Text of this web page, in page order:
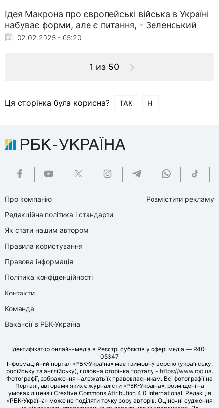
Ідея Макрона про європейські війська в Україні
набуває форми, але є питання, - Зеленський
02.02.2025 - 05:20
1 из 50
Ця сторінка була корисна? ТАК НІ
Про компанію
Редакційна політика і стандарти
Як стати нашим автором
Правила користування
Правова інформація
Політика конфіденційності
Контакти
Команда
Вакансії в РБК-Україна
Розмістити рекламу
Ідентифікатор онлайн-медіа в Реєстрі суб’єктів у сфері медіа — R40-
05347
Інформаційний портал «РБК-Україна» має тримовну версію (українську,
російську та англійську), головна сторінка порталу - https://www.rbc.ua.
Фотографії, зображення належать їх правовласникам. Всі фотографії на
Порталі, авторами яких є журналісти «РБК-Україна», розміщені на
умовах ліцензії Creative Commons Attribution 4.0 International. Редакція
«РБК-Україна» може не поділяти точку зору авторів. Оціночні судження